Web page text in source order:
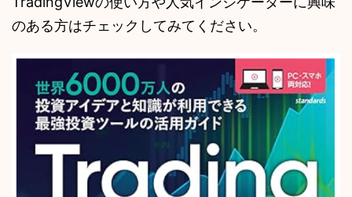
のある方はチェックしてみてください。